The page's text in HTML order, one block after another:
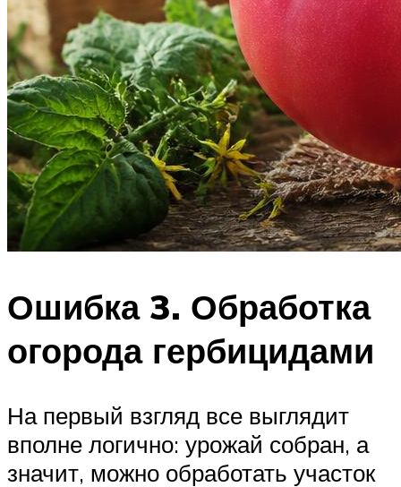
Ошибка 3. Обработка
огорода гербицидами
На первый взгляд все выглядит
вполне логично: урожай собран, а
значит, можно обработать участок